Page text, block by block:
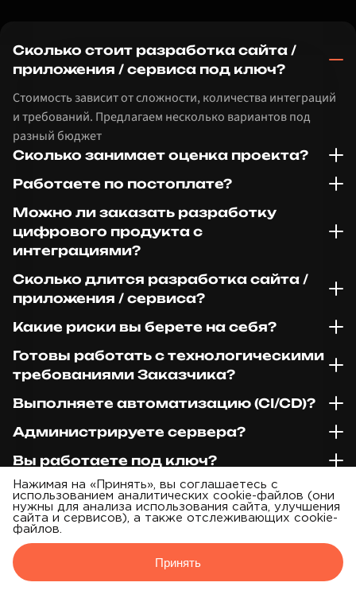
Сколько стоит разработка сайта /
приложения / сервиса под ключ?
Стоимость зависит от сложности, количества интеграций
и требований. Предлагаем несколько вариантов под
разный бюджет
Сколько занимает оценка проекта?
Работаете по постоплате?
Можно ли заказать разработку
цифрового продукта с
интеграциями?
Сколько длится разработка сайта /
приложения / сервиса?
Какие риски вы берете на себя?
Готовы работать с технологическими
требованиями Заказчика?
Выполняете автоматизацию (CI/CD)?
Администрируете сервера?
Вы работаете под ключ?
Можно ли выбрать вариант под
бюджет?
Нажимая на «Принять», вы соглашаетесь с
использованием аналитических cookie-файлов (они
нужны для анализа использования сайта, улучшения
сайта и сервисов), а также отслеживающих cookie-
файлов.
Принять